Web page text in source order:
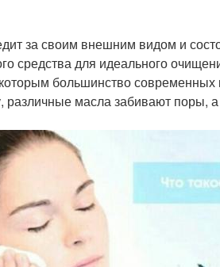
за своим внешним видом и
средства для идеального
большинство современных
различные масла забивают поры,